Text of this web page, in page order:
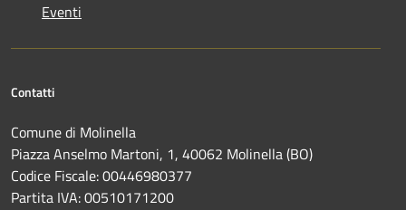
Eventi
Contatti
Comune di Molinella
Piazza Anselmo Martoni, 1, 40062 Molinella (BO)
Codice Fiscale: 00446980377
Partita IVA: 00510171200